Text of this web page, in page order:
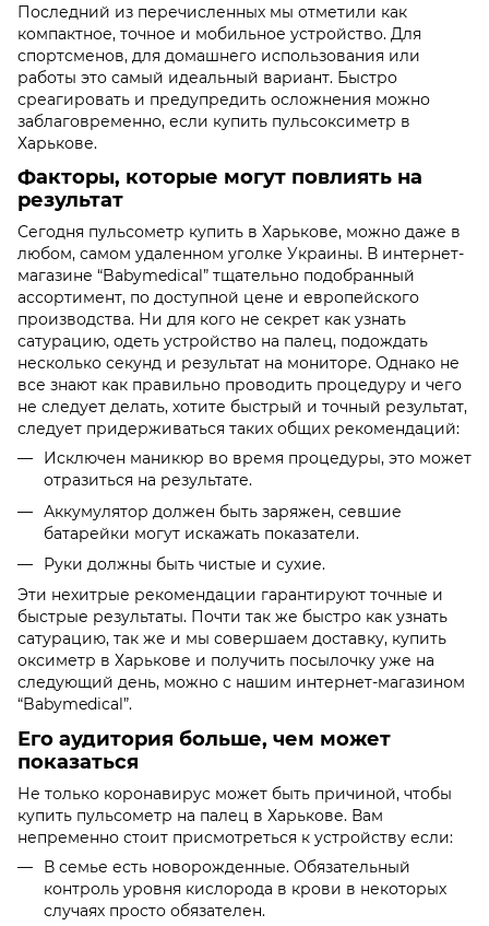
Последний из перечисленных мы отметили как
компактное, точное и мобильное устройство. Для
спортсменов, для домашнего использования или
работы это самый идеальный вариант. Быстро
среагировать и предупредить осложнения можно
заблаговременно, если купить пульсоксиметр в
Харькове.
Факторы, которые могут повлиять на
результат
Сегодня пульсометр купить в Харькове, можно даже в
любом, самом удаленном уголке Украины. В интернет-
магазине “Babymedical” тщательно подобранный
ассортимент, по доступной цене и европейского
производства. Ни для кого не секрет как узнать
сатурацию, одеть устройство на палец, подождать
несколько секунд и результат на мониторе. Однако не
все знают как правильно проводить процедуру и чего
не следует делать, хотите быстрый и точный результат,
следует придерживаться таких общих рекомендаций:
Исключен маникюр во время процедуры, это может
отразиться на результате.
Аккумулятор должен быть заряжен, севшие
батарейки могут искажать показатели.
Руки должны быть чистые и сухие.
Эти нехитрые рекомендации гарантируют точные и
быстрые результаты. Почти так же быстро как узнать
сатурацию, так же и мы совершаем доставку, купить
оксиметр в Харькове и получить посылочку уже на
следующий день, можно с нашим интернет-магазином
“Babymedical”.
Его аудитория больше, чем может
показаться
Не только коронавирус может быть причиной, чтобы
купить пульсометр на палец в Харькове. Вам
непременно стоит присмотреться к устройству если:
В семье есть новорожденные. Обязательный
контроль уровня кислорода в крови в некоторых
случаях просто обязателен.